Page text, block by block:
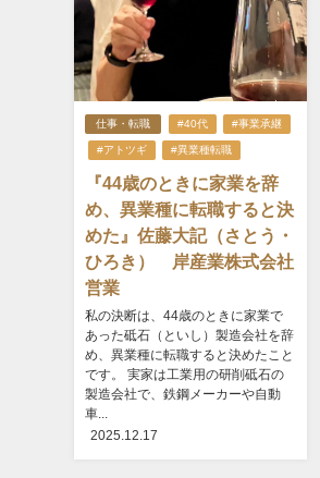
仕事・転職 #40代 #事業承継
#アトツギ #異業種転職
『44歳のときに家業を辞
め、異業種に転職すると決
めた』佐藤大記（さとう・
ひろき） 岸産業株式会社
営業
私の決断は、44歳のときに家業で
あった砥石（といし）製造会社を辞
め、異業種に転職すると決めたこと
です。 実家は工業用の研削砥石の
製造会社で、鉄鋼メーカーや自動
車...
2025.12.17